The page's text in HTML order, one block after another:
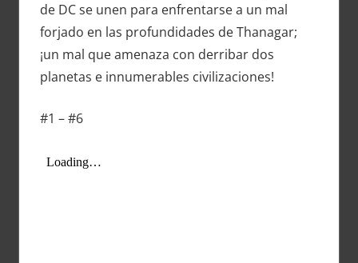
de DC se unen para enfrentarse a un mal
forjado en las profundidades de Thanagar;
¡un mal que amenaza con derribar dos
planetas e innumerables civilizaciones!
#1 – #6